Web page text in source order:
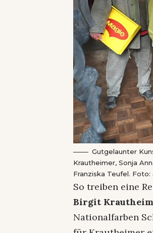
Gutgelaunter
Krautheimer, Sonja
Franziska Teufel. Foto:
So treiben eine
Birgit
Nationalfarben